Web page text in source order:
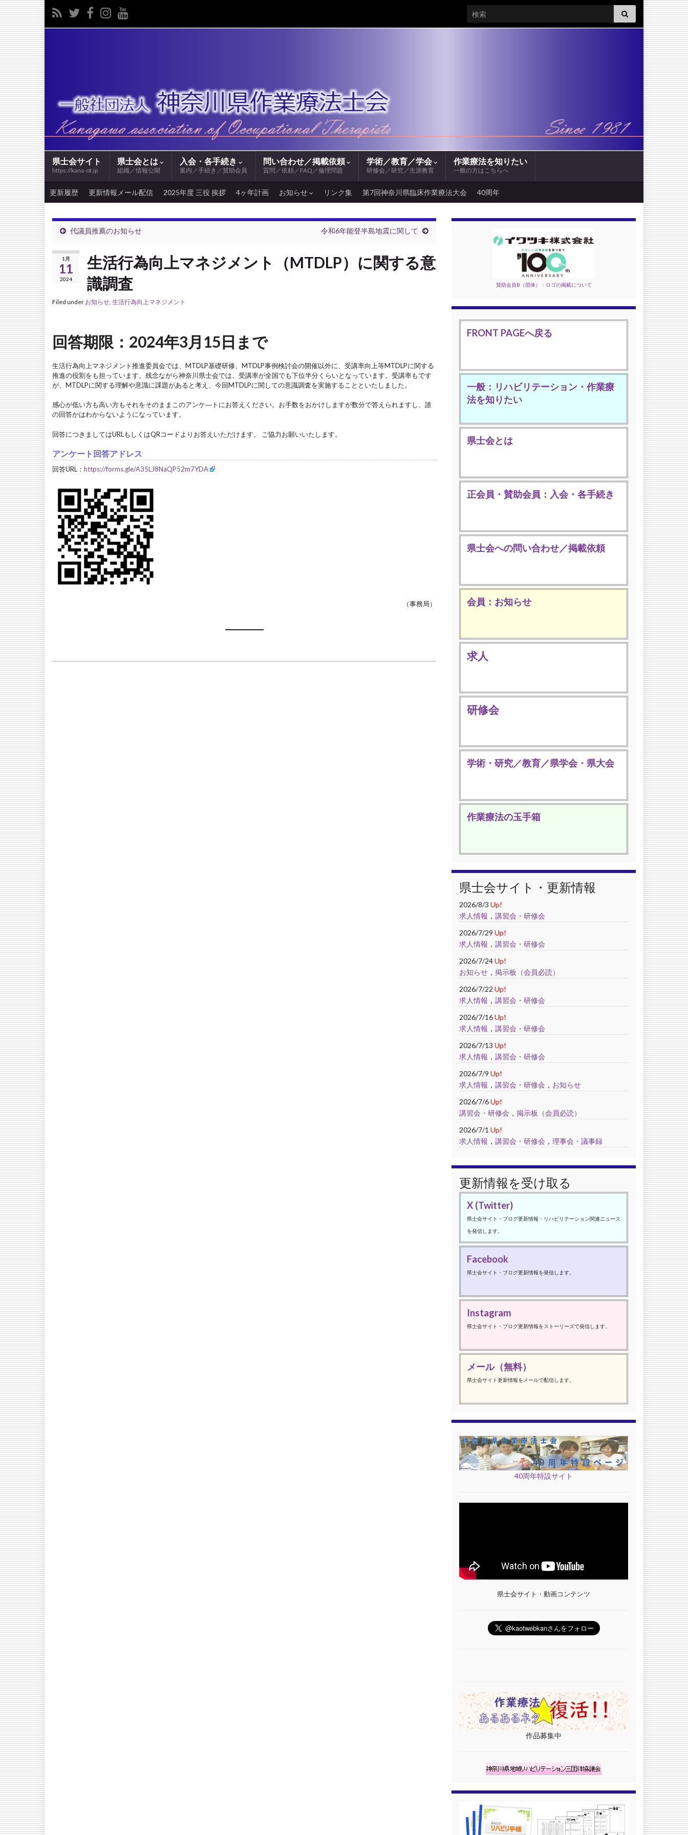
Search for:
県士会サイト
https://kana-ot.jp
県士会とは
組織／情報公開
入会・各手続き
案内／手続き／賛助会員
問い合わせ／掲載依頼
質問／依頼／FAQ／倫理問題
学術／教育／学会
研修会／研究／生涯教育
作業療法を知りたい
一般の方はこちらへ
更新履歴 更新情報メール配信 2025年度 三役 挨拶 4ヶ年計画 お知らせ リンク集 第7回神奈川県臨床作業療法大会 40周年
代議員推薦のお知らせ 令和6年能登半島地震に関して
1月
11
2024
生活行為向上マネジメント（MTDLP）に関する意
識調査
Filed under お知らせ, 生活行為向上マネジメント
回答期限：2024年3月15日まで
生活行為向上マネジメント推進委員会では、MTDLP基礎研修、MTDLP事例検討会の開催以外に、受講率向上等MTDLPに関する
推進の役割をも担っています。残念ながら神奈川県士会では、受講率が全国でも下位半分くらいとなっています。受講率もです
が、MTDLPに関する理解や意識に課題があると考え、今回MTDLPに関しての意識調査を実施することといたしました。
感心が低い方も高い方もそれをそのままこのアンケ―トにお答えください。お手数をおかけしますが数分で答えられますし、誰
の回答かはわからないようになっています。
回答につきましてはURLもしくはQRコードよりお答えいただけます。 ご協力お願いいたします。
アンケート回答アドレス
回答URL： https://forms.gle/A35LJ8NaQP52m7YDA
（事務局）
賛助会員B（団体）：ロゴの掲載について
FRONT PAGEへ戻る
一般：リハビリテーション・作業療
法を知りたい
県士会とは
正会員・賛助会員：入会・各手続き
県士会への問い合わせ／掲載依頼
会員：お知らせ
求人
研修会
学術・研究／教育／県学会・県大会
作業療法の玉手箱
県士会サイト・更新情報
2026/8/3 Up!
求人情報 ， 講習会・研修会
2026/7/29 Up!
求人情報 ， 講習会・研修会
2026/7/24Up!
お知らせ ， 掲示板（会員必読）
2026/7/22 Up!
求人情報 ， 講習会・研修会
2026/7/16Up!
求人情報 ， 講習会・研修会
2026/7/13 Up!
求人情報 ， 講習会・研修会
2026/7/9 Up!
求人情報 ， 講習会・研修会 ， お知らせ
2026/7/6Up!
講習会・研修会 ， 掲示板（会員必読）
2026/7/1 Up!
求人情報 ， 講習会・研修会 ， 理事会・議事録
更新情報を受け取る
X (Twitter)
県士会サイト・ブログ更新情報・リハビリテーション関連ニュース
を発信します。
Facebook
県士会サイト・ブログ更新情報を発信します。
Instagram
県士会サイト・ブログ更新情報をストーリーズで発信します。
メール（無料）
県士会サイト更新情報をメールで配信します。
40周年特設サイト
県士会サイト・動画コンテンツ
作品募集中